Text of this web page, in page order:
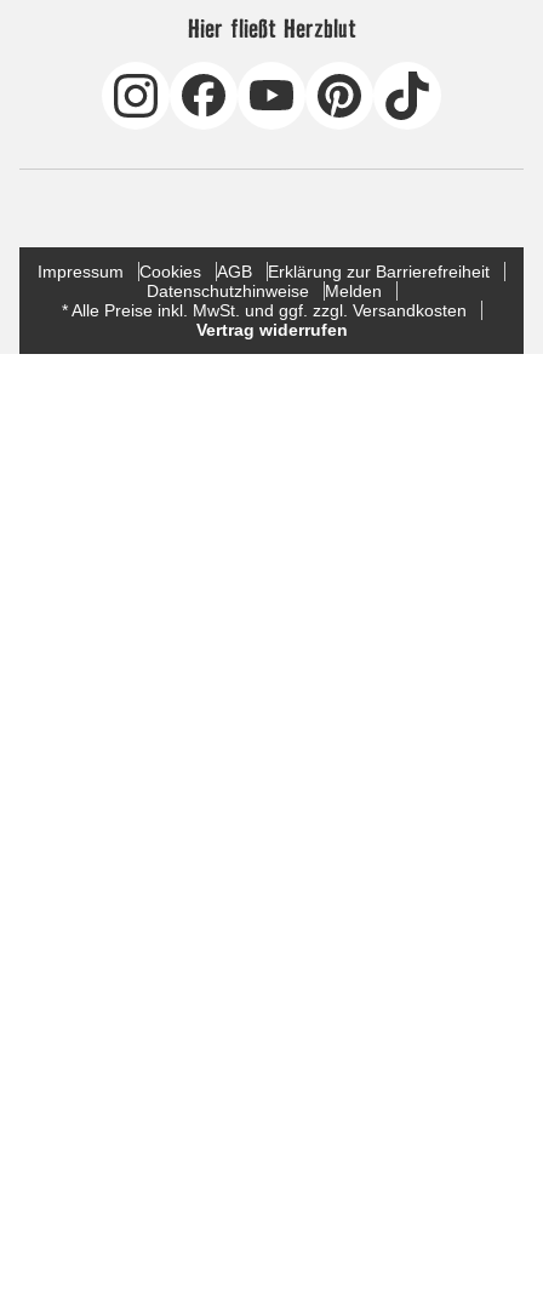
Hier fließt Herzblut
Impressum Cookies AGB
Erklärung zur Barrierefreiheit
Datenschutzhinweise
Melden
* Alle Preise inkl. MwSt. und ggf. zzgl. Versandkosten
Vertrag widerrufen